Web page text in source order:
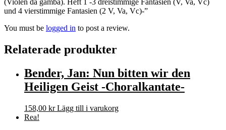
(Violen da gamba). Heft 1 -3 dreistimmige Fantasien (V, Va, Vc)
und 4 vierstimmige Fantasien (2 V, Va, Vc)-”
You must be logged in to post a review.
Relaterade produkter
Bender, Jan: Nun bitten wir den
Heiligen Geist -Choralkantate-
158,00 kr Lägg till i varukorg
Rea!